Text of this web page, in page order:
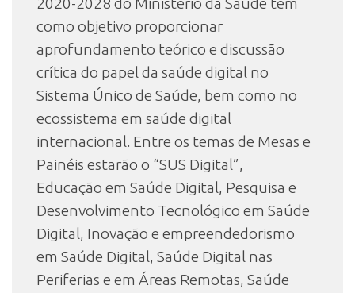
como objetivo proporcionar
aprofundamento teórico e discussão
crítica do papel da saúde digital no
Sistema Único de Saúde, bem como no
ecossistema em saúde digital
internacional. Entre os temas de Mesas e
Painéis estarão o “SUS Digital”,
Educação em Saúde Digital, Pesquisa e
Desenvolvimento Tecnológico em Saúde
Digital, Inovação e empreendedorismo
em Saúde Digital, Saúde Digital nas
Periferias e em Áreas Remotas, Saúde